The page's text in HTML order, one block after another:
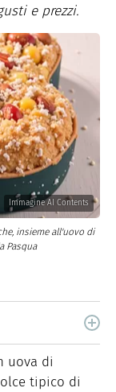
e prezzi.
Immagine AI Contents
insieme all'uovo di
Pasqua
in Scienze
food e
uova di
tipico di